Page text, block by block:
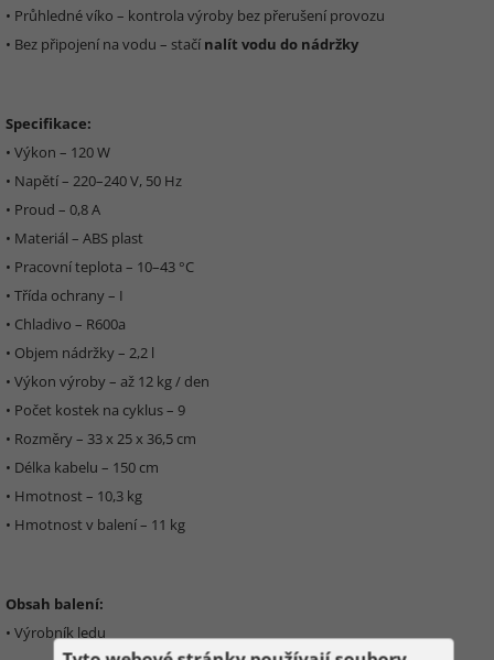
• Průhledné víko – kontrola výroby bez přerušení provozu
• Bez připojení na vodu – stačí nalít vodu do nádržky
Specifikace:
• Výkon – 120 W
• Napětí – 220–240 V, 50 Hz
• Proud – 0,8 A
• Materiál – ABS plast
• Pracovní teplota – 10–43 °C
• Třída ochrany – I
• Chladivo – R600a
• Objem nádržky – 2,2 l
• Výkon výroby – až 12 kg / den
• Počet kostek na cyklus – 9
• Rozměry – 33 x 25 x 36,5 cm
• Délka kabelu – 150 cm
• Hmotnost – 10,3 kg
• Hmotnost v balení – 11 kg
Obsah balení:
• Výrobník ledu